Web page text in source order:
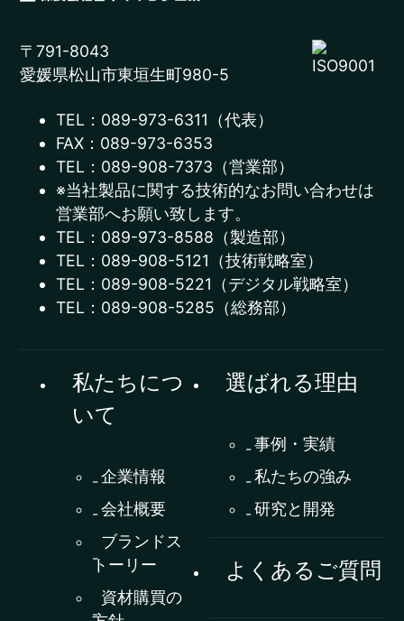
〒791-8043
愛媛県松山市東垣生町980-5
TEL：089-973-6311（代表）
FAX：089-973-6353
TEL：089-908-7373（営業部）
※当社製品に関する技術的なお問い合わせは
営業部へお願い致します。
TEL：089-973-8588（製造部）
TEL：089-908-5121（技術戦略室）
TEL：089-908-5221（デジタル戦略室）
TEL：089-908-5285（総務部）
私たちにつ
いて
企業情報
会社概要
ブランドス
トーリー
資材購買の
選ばれる理由
事例・実績
私たちの強み
研究と開発
よくあるご質問